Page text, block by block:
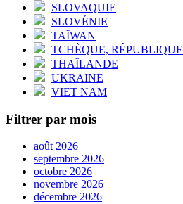
SLOVAQUIE
SLOVÉNIE
TAÏWAN
TCHÈQUE, RÉPUBLIQUE
THAÏLANDE
UKRAINE
VIET NAM
Filtrer par mois
août 2026
septembre 2026
octobre 2026
novembre 2026
décembre 2026